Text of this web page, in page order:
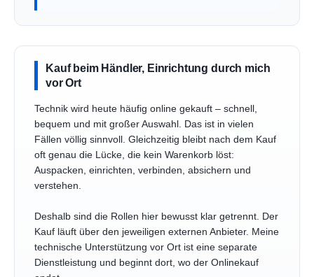
Kauf beim Händler, Einrichtung durch mich
vor Ort
Technik wird heute häufig online gekauft – schnell,
bequem und mit großer Auswahl. Das ist in vielen
Fällen völlig sinnvoll. Gleichzeitig bleibt nach dem Kauf
oft genau die Lücke, die kein Warenkorb löst:
Auspacken, einrichten, verbinden, absichern und
verstehen.
Deshalb sind die Rollen hier bewusst klar getrennt. Der
Kauf läuft über den jeweiligen externen Anbieter. Meine
technische Unterstützung vor Ort ist eine separate
Dienstleistung und beginnt dort, wo der Onlinekauf